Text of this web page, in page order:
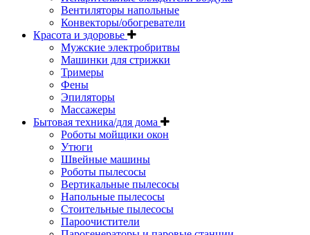
Вентиляторы напольные
Конвекторы/обогреватели
Красота и здоровье
Мужские электробритвы
Машинки для стрижки
Тримеры
Фены
Эпиляторы
Массажеры
Бытовая техника/для дома
Роботы мойщики окон
Утюги
Швейные машины
Роботы пылесосы
Вертикальные пылесосы
Напольные пылесосы
Стоительные пылесосы
Пароочистители